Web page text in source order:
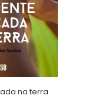
na terra